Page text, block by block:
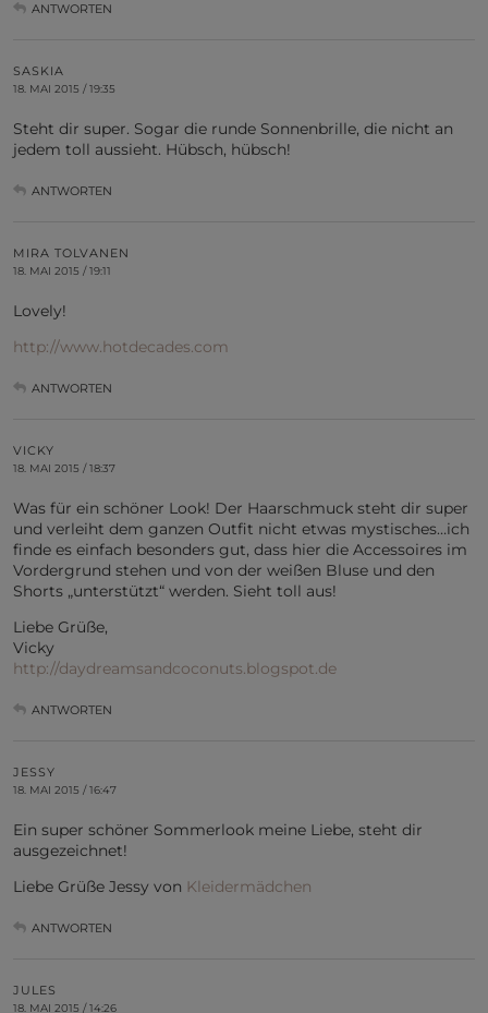
ANTWORTEN
SASKIA
18. MAI 2015 / 19:35
Steht dir super. Sogar die runde Sonnenbrille, die nicht an
jedem toll aussieht. Hübsch, hübsch!
ANTWORTEN
MIRA TOLVANEN
18. MAI 2015 / 19:11
Lovely!
http://www.hotdecades.com
ANTWORTEN
VICKY
18. MAI 2015 / 18:37
Was für ein schöner Look! Der Haarschmuck steht dir super
und verleiht dem ganzen Outfit nicht etwas mystisches…ich
finde es einfach besonders gut, dass hier die Accessoires im
Vordergrund stehen und von der weißen Bluse und den
Shorts „unterstützt“ werden. Sieht toll aus!
Liebe Grüße,
Vicky
http://daydreamsandcoconuts.blogspot.de
ANTWORTEN
JESSY
18. MAI 2015 / 16:47
Ein super schöner Sommerlook meine Liebe, steht dir
ausgezeichnet!
Liebe Grüße Jessy von Kleidermädchen
ANTWORTEN
JULES
18. MAI 2015 / 14:26